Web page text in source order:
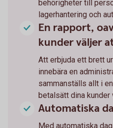
behörigheter till
lagerhantering och
En rapport,
kunder väljer
Att erbjuda ett brett
innebära en
sammanställs allt i
betalsätt dina kunder
Automatiska
Med automatiska